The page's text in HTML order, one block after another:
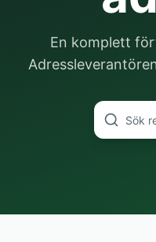
En komplett